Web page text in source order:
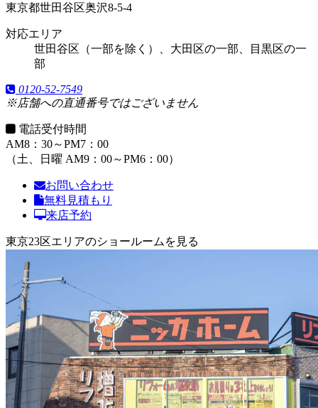
東京都世田谷区奥沢8-5-4
対応エリア
世田谷区（一部を除く）、大田区の一部、目黒区の一
部
0120-52-7549
※店舗への直通番号ではございません
電話受付時間
AM8：30～PM7：00
（土、日曜 AM9：00～PM6：00）
お問い合わせ
無料見積もり
来店予約
東京23区エリアのショールームを見る